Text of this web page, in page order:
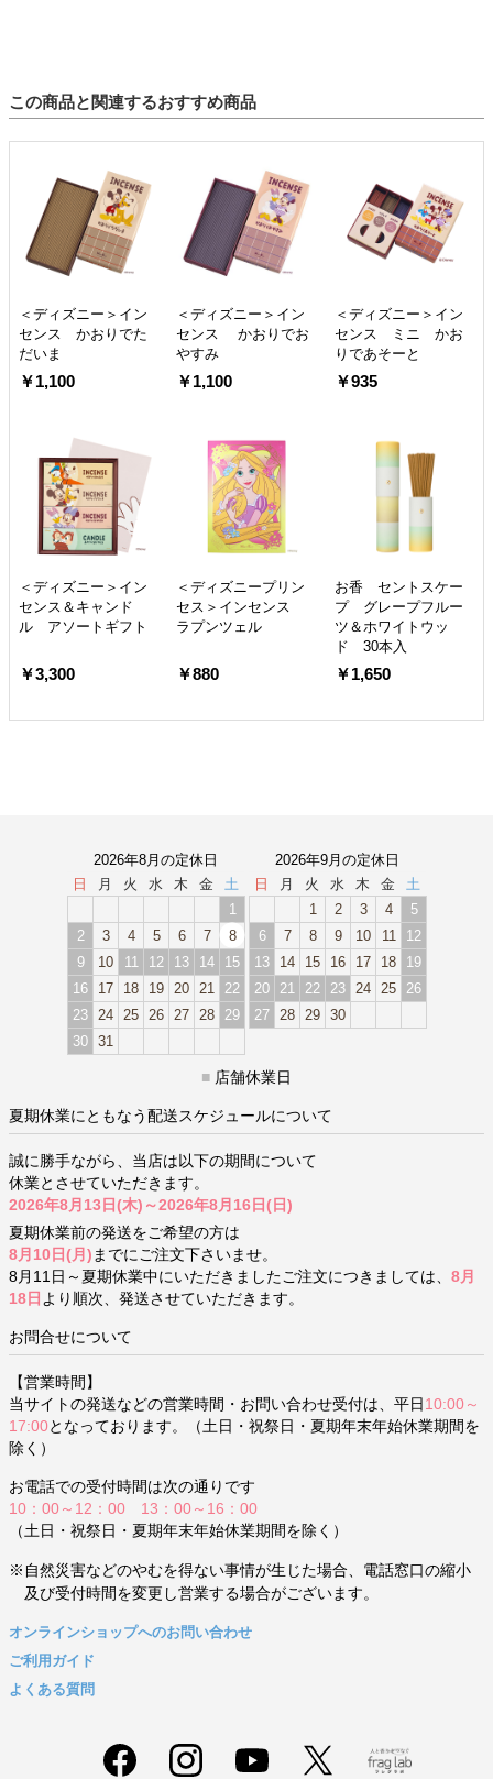
この商品と関連するおすすめ商品
＜ディズニー＞イン
センス かおりでた
だいま
￥1,100
＜ディズニー＞イン
センス かおりでお
やすみ
￥1,100
＜ディズニー＞イン
センス ミニ かお
りであそーと
￥935
＜ディズニー＞イン
センス＆キャンド
ル アソートギフト
￥3,300
＜ディズニープリン
セス＞インセンス
ラプンツェル
￥880
お香 セントスケー
プ グレープフルー
ツ＆ホワイトウッ
ド 30本入
￥1,650
2026年8月の定休日
日
月 火 水 木 金
土
1
2
3 4 5 6 7
8
9
10 11 12 13 14
15
16
17 18 19 20 21
22
23
24 25 26 27 28
29
30 31
2026年9月の定休日
日
月 火 水 木 金
土
1
2 3 4
5
6
7 8 9 10 11
12
13
14 15 16 17 18
19
20
21 22 23 24 25
26
27
28 29 30
■ 店舗休業日
夏期休業にともなう配送スケジュールについて
誠に勝手ながら、当店は以下の期間について
休業とさせていただきます。
2026年8月13日(木)～2026年8月16日(日)
夏期休業前の発送をご希望の方は
8月10日(月) までにご注文下さいませ。
8月11日～夏期休業中にいただきましたご注文につきましては、 8月
18日 より順次、発送させていただきます。
お問合せについて
【営業時間】
当サイトの発送などの営業時間・お問い合わせ受付は、平日 10:00～
17:00となっております。（土日・祝祭日・夏期年末年始休業期間を
除く）
お電話での受付時間は次の通りです
10：00～12：00 13：00～16：00
（土日・祝祭日・夏期年末年始休業期間を除く）
※自然災害などのやむを得ない事情が生じた場合、電話窓口の縮小
及び受付時間を変更し営業する場合がございます。
オンラインショップへのお問い合わせ
ご利用ガイド
よくある質問